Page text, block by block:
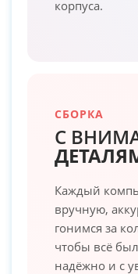
корпуса.
СБОРКА
С
Каждый
вручную,
гонимся за
чтобы всё
надёжно и с